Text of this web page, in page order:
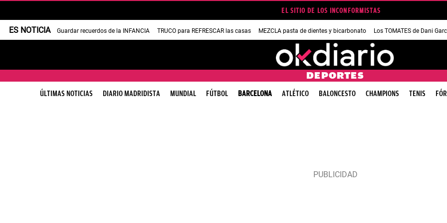
EL SITIO DE LOS INCONFORMISTAS
ES NOTICIA Guardar recuerdos de la INFANCIA TRUCO para REFRESCAR las casas MEZCLA pasta de dientes y bicarbonato Los TOMATES de Dani
DEPORTES
ÚLTIMAS NOTICIAS DIARIO MADRIDISTA MUNDIAL FÚTBOL BARCELONA ATLÉTICO BALONCESTO CHAMPIONS TENIS